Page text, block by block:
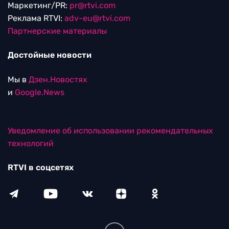
Маркетинг/PR: pr@rtvi.com
Реклама RTVI: adv-eu@rtvi.com
Партнерские материалы
Достойные новости
Мы в Дзен.Новостях
и Google.News
Уведомление об использовании рекомендательных
технологий
RTVI в соцсетях